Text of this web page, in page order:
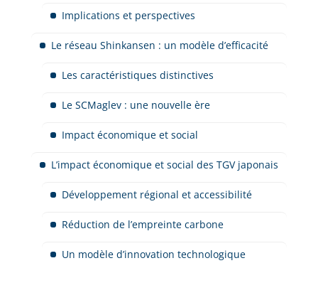
Implications et perspectives
Le réseau Shinkansen : un modèle d’efficacité
Les caractéristiques distinctives
Le SCMaglev : une nouvelle ère
Impact économique et social
L’impact économique et social des TGV japonais
Développement régional et accessibilité
Réduction de l’empreinte carbone
Un modèle d’innovation technologique